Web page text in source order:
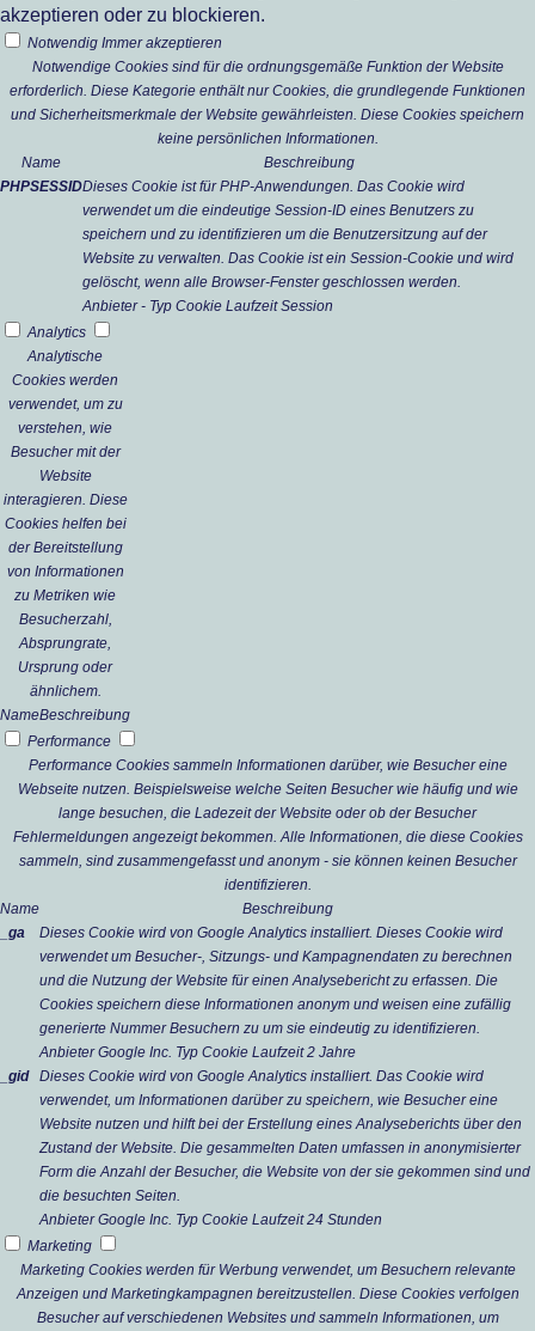
akzeptieren oder zu blockieren.
Notwendig Immer akzeptieren
Notwendige Cookies sind für die ordnungsgemäße Funktion der Website
erforderlich. Diese Kategorie enthält nur Cookies, die grundlegende Funktionen
und Sicherheitsmerkmale der Website gewährleisten. Diese Cookies speichern
keine persönlichen Informationen.
Name
Beschreibung
PHPSESSIDDieses Cookie ist für PHP-Anwendungen. Das Cookie wird
verwendet um die eindeutige Session-ID eines Benutzers zu
speichern und zu identifizieren um die Benutzersitzung auf der
Website zu verwalten. Das Cookie ist ein Session-Cookie und wird
gelöscht, wenn alle Browser-Fenster geschlossen werden.
Anbieter - Typ Cookie Laufzeit Session
Analytics
Analytische
Cookies werden
verwendet, um zu
verstehen, wie
Besucher mit der
Website
interagieren. Diese
Cookies helfen bei
der Bereitstellung
von Informationen
zu Metriken wie
Besucherzahl,
Absprungrate,
Ursprung oder
ähnlichem.
NameBeschreibung
Performance
Performance Cookies sammeln Informationen darüber, wie Besucher eine
Webseite nutzen. Beispielsweise welche Seiten Besucher wie häufig und wie
lange besuchen, die Ladezeit der Website oder ob der Besucher
Fehlermeldungen angezeigt bekommen. Alle Informationen, die diese Cookies
sammeln, sind zusammengefasst und anonym - sie können keinen Besucher
identifizieren.
Name
Beschreibung
_ga
Dieses Cookie wird von Google Analytics installiert. Dieses Cookie wird
verwendet um Besucher-, Sitzungs- und Kampagnendaten zu berechnen
und die Nutzung der Website für einen Analysebericht zu erfassen. Die
Cookies speichern diese Informationen anonym und weisen eine zufällig
generierte Nummer Besuchern zu um sie eindeutig zu identifizieren.
Anbieter Google Inc. Typ Cookie Laufzeit 2 Jahre
_gid
Dieses Cookie wird von Google Analytics installiert. Das Cookie wird
verwendet, um Informationen darüber zu speichern, wie Besucher eine
Website nutzen und hilft bei der Erstellung eines Analyseberichts über den
Zustand der Website. Die gesammelten Daten umfassen in anonymisierter
Form die Anzahl der Besucher, die Website von der sie gekommen sind und
die besuchten Seiten.
Anbieter Google Inc. Typ Cookie Laufzeit 24 Stunden
Marketing
Marketing Cookies werden für Werbung verwendet, um Besuchern relevante
Anzeigen und Marketingkampagnen bereitzustellen. Diese Cookies verfolgen
Besucher auf verschiedenen Websites und sammeln Informationen, um